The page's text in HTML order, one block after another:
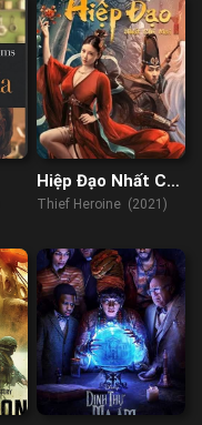
Hiệp Đạo Nhất Chi
Mai
Thief Heroine (2021)